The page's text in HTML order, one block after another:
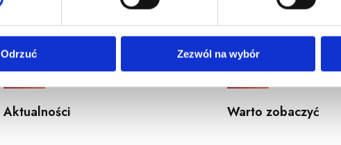
Odrzuć Zezwól na wybór
Aktualności Warto zobaczyć